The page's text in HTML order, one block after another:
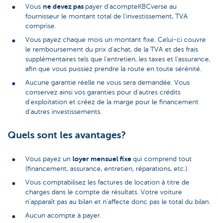
Vous ne devez pas payer d'acompteKBCverse au
fournisseur le montant total de l'investissement, TVA
comprise.
Vous payez chaque mois un montant fixe. Celui-ci couvre
le remboursement du prix d'achat, de la TVA et des frais
supplémentaires tels que l'entretien, les taxes et l'assurance,
afin que vous puissiez prendre la route en toute sérénité.
Aucune garantie réelle ne vous sera demandée. Vous
conservez ainsi vos garanties pour d'autres crédits
d'exploitation et créez de la marge pour le financement
d'autres investissements.
Quels sont les avantages?
Vous payez un loyer mensuel fixe qui comprend tout
(financement, assurance, entretien, réparations, etc.).
Vous comptabilisez les factures de location à titre de
charges dans le compte de résultats. Votre voiture
n'apparaît pas au bilan et n'affecte donc pas le total du bilan.
Aucun acompte à payer.